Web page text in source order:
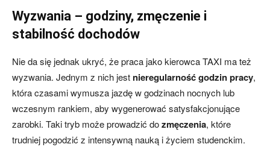
Wyzwania – godziny, zmęczenie i
stabilność dochodów
Nie da się jednak ukryć, że praca jako kierowca TAXI ma też
wyzwania. Jednym z nich jest nieregularność godzin pracy,
która czasami wymusza jazdę w godzinach nocnych lub
wczesnym rankiem, aby wygenerować satysfakcjonujące
zarobki. Taki tryb może prowadzić dozmęczenia, które
trudniej pogodzić z intensywną nauką i życiem studenckim.